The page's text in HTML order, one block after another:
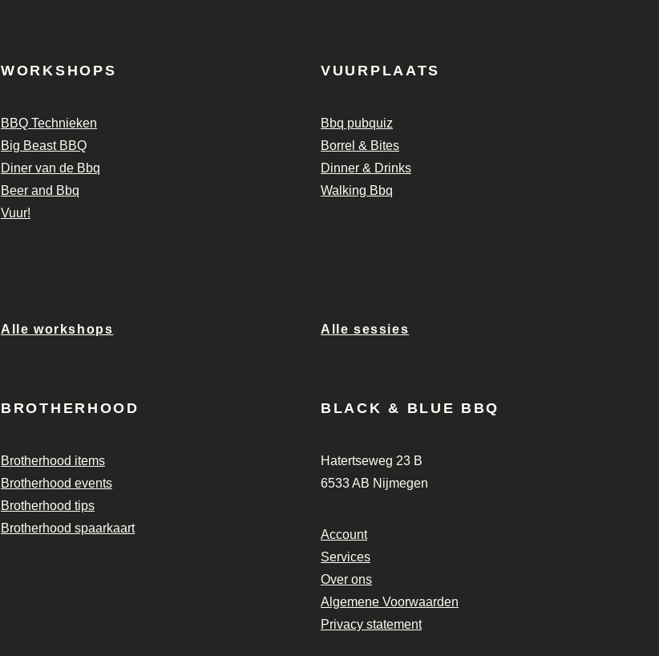
WORKSHOPS
BBQ Technieken
Big Beast BBQ
Diner van de Bbq
Beer and Bbq
Vuur!
VUURPLAATS
Bbq pubquiz
Borrel & Bites
Dinner & Drinks
Walking Bbq
Alle workshops Alle sessies
BROTHERHOOD
Brotherhood items
Brotherhood events
Brotherhood tips
Brotherhood spaarkaart
BLACK & BLUE BBQ
Hatertseweg 23 B
6533 AB Nijmegen
Account
Services
Over ons
Algemene Voorwaarden
Privacy statement